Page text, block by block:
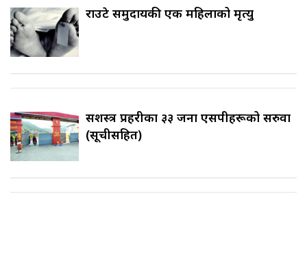
राउटे समुदायकी एक महिलाको मृत्यु
सशस्त्र प्रहरीका ३३ जना एसपीहरूको सरुवा
(सूचीसहित)